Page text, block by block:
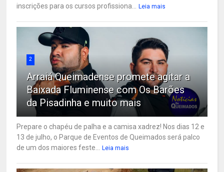
inscrições para os cursos profissiona...
Leia mais
2
Arraiá Queimadense promete agitar a
Baixada Fluminense com Os Barões
da Pisadinha e muito mais
Prepare o chapéu de palha e a camisa xadrez! Nos dias 12 e
13 de julho, o Parque de Eventos de Queimados será palco
de um dos maiores feste...
Leia mais